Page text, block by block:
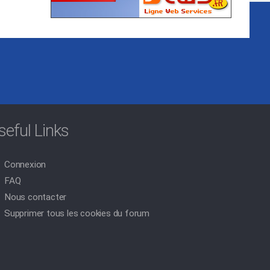
Links
Connexion
FAQ
Nous contacter
Supprimer tous les cookies du forum